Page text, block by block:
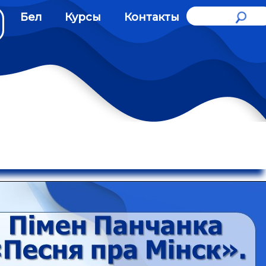
Бел Курсы Контакты